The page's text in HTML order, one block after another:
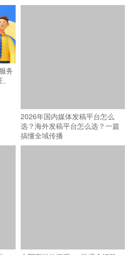
务
2026年国内媒体发稿平台怎么
选？海外发稿平台怎么选？一篇
搞懂全域传播